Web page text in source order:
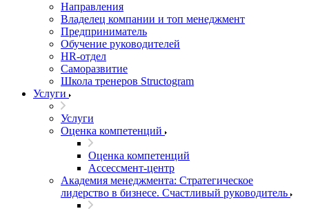
Направления
Владелец компании и топ менеджмент
Предприниматель
Обучение руководителей
HR-отдел
Саморазвитие
Школа тренеров Structogram
Услуги
Услуги
Оценка компетенций
Оценка компетенций
Ассессмент-центр
Академия менеджмента: Стратегическое
лидерство в бизнесе. Счастливый руководитель